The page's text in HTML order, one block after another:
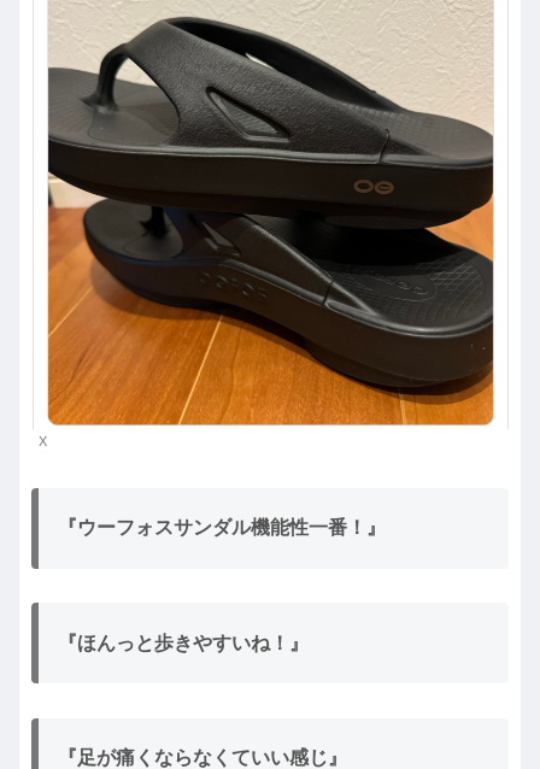
X
『ウーフォスサンダル機能性一番！』
『ほんっと歩きやすいね！』
『足が痛くならなくていい感じ』